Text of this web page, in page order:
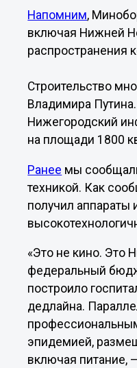
Напомним,
включая Нижней
распространения
Строительство
Владимира
Нижегородский
на площади 1800
Ранее мы
техникой. Как
получил аппараты
«Это не кино. Это
федеральный
построило
дедлайна.
эпидемией,
включая питание,